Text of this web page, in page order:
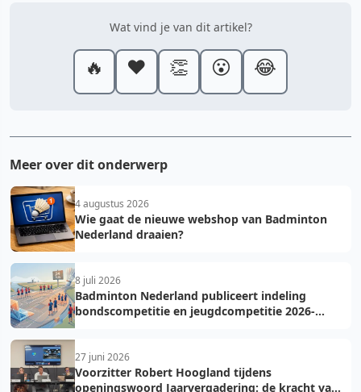
Wat vind je van dit artikel?
🔥 ❤️ 👏 😮 😂
Meer over dit onderwerp
4 augustus 2026
Wie gaat de nieuwe webshop van Badminton
Nederland draaien?
8 juli 2026
Badminton Nederland publiceert indeling
bondscompetitie en jeugdcompetitie 2026-
27 juni 2026
Voorzitter Robert Hoogland tijdens
openingswoord Jaarvergadering: de kracht van